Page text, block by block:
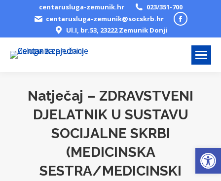
centarusluga-zemunik.hr
023/351-700
centarusluga-zemunik@socskrb.hr
Facebook
opens
Ul.I, br.53, 23222 Zemunik Donji
Natječaj – ZDRAVSTVENI
DJELATNIK U SUSTAVU
SOCIJALNE SKRBI
(MEDICINSKA
SESTRA/MEDICINSKI